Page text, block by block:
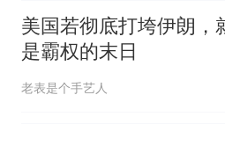
美国若彻底打垮伊朗，
是霸权的末日
老表是个手艺人